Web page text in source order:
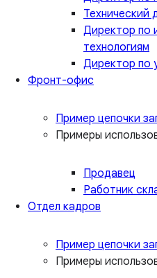
Технический
Директор по
технологиям
Директор по
Фронт-офис
Пример цепочки
Примеры
Продавец
Работник
Отдел кадров
Пример цепочки
Примеры